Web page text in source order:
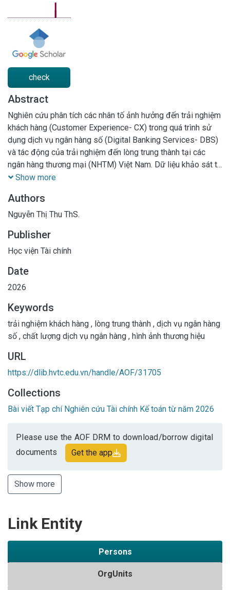
check
Abstract
Nghiên cứu phân tích các nhân tố ảnh hưởng đến trải nghiệm
khách hàng (Customer Experience- CX) trong quá trình sử
dụng dịch vụ ngân hàng số (Digital Banking Services- DBS)
và tác động của trải nghiệm đến lòng trung thành tại các
ngân hàng thương mại (NHTM) Việt Nam. Dữ liệu khảo sát từ
368 khách hàng, được phân tích bằng Cronbach's Alpha,
quả cho thấy chất lượng dịch vụ, khả năng tiếp cận, hình ảnh
thương hiệu, độ tin cậy và sản phẩm dịch vụ đều tác động
hưởng lớn nhất. Đồng thời, CX có tác động tích cực và có ý
nghĩa thống kê đến lòng trung thành của khách hàng.
Show more
Authors
Nguyễn Thị Thu ThS.
Publisher
Học viện Tài chính
Date
2026
Keywords
trải nghiệm khách hàng , lòng trung thành , dịch vụ ngân hàng
số , chất lượng dịch vụ ngân hàng , hình ảnh thương hiệu
URL
https://dlib.hvtc.edu.vn/handle/AOF/31705
Collections
Bài viết Tạp chí Nghiên cứu Tài chính Kế toán từ năm 2026
Please use the AOF DRM to download/borrow digital
documents
Get the app
Show more
Link Entity
Persons
OrgUnits